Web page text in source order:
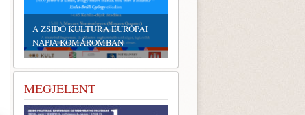
A ZSIDÓ KULTÚRA EURÓPAI
NAPJA KOMÁROMBAN
A KÖRÖSTARCSÁRÓL
MEGJELENT